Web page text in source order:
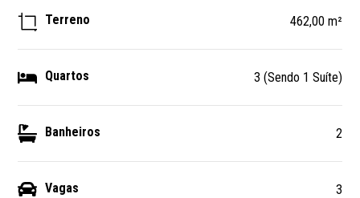
Terreno 462,00 m²
Quartos 3 (Sendo 1 Suíte)
Banheiros 2
Vagas 3